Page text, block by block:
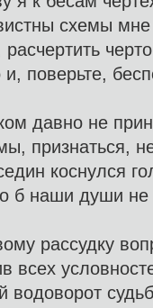
схемы
расчертить
и, поверьте,
давно не
признаться,
коснулся
б наши души не
рассудку
всех
водоворот